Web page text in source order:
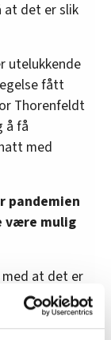
at det er slik
utelukkende
fått
Thorenfeldt
å få
med
pandemien
være mulig
at det er
andel fast